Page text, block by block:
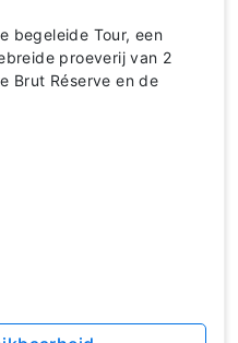
begeleide Tour, een
proeverij van 2
Brut Réserve en de